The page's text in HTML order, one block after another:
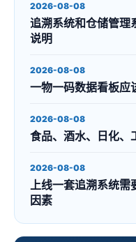
2026-08-08
追溯系统和仓储管理
说明
2026-08-08
一物一码数据看板应
2026-08-08
食品、酒水、日化、
2026-08-08
上线一套追溯系统需
因素